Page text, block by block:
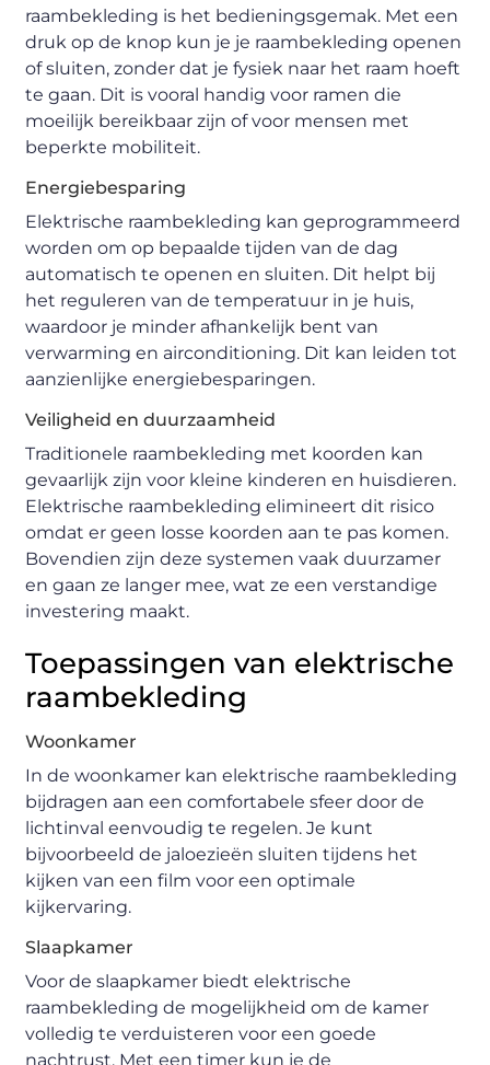
raambekleding is het bedieningsgemak. Met een
druk op de knop kun je je raambekleding openen
of sluiten, zonder dat je fysiek naar het raam hoeft
te gaan. Dit is vooral handig voor ramen die
moeilijk bereikbaar zijn of voor mensen met
beperkte mobiliteit.
Energiebesparing
Elektrische raambekleding kan geprogrammeerd
worden om op bepaalde tijden van de dag
automatisch te openen en sluiten. Dit helpt bij
het reguleren van de temperatuur in je huis,
waardoor je minder afhankelijk bent van
verwarming en airconditioning. Dit kan leiden tot
aanzienlijke energiebesparingen.
Veiligheid en duurzaamheid
Traditionele raambekleding met koorden kan
gevaarlijk zijn voor kleine kinderen en huisdieren.
Elektrische raambekleding elimineert dit risico
omdat er geen losse koorden aan te pas komen.
Bovendien zijn deze systemen vaak duurzamer
en gaan ze langer mee, wat ze een verstandige
investering maakt.
Toepassingen van elektrische
raambekleding
Woonkamer
In de woonkamer kan elektrische raambekleding
bijdragen aan een comfortabele sfeer door de
lichtinval eenvoudig te regelen. Je kunt
bijvoorbeeld de jaloezieën sluiten tijdens het
kijken van een film voor een optimale
kijkervaring.
Slaapkamer
Voor de slaapkamer biedt elektrische
raambekleding de mogelijkheid om de kamer
volledig te verduisteren voor een goede
nachtrust. Met een timer kun je de